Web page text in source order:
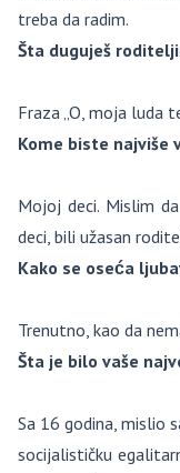
treba da radim.
Šta duguješ
Fraza „O, moja luda
Kome biste najviše
Mojoj deci. Mislim
deci, bili užasan
Kako se oseća
Trenutno, kao da
Šta je bilo vaše
Sa 16 godina, mislio
socijalističku